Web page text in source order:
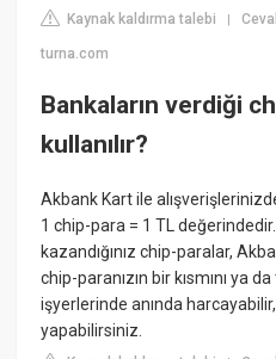
Kaynak kaldırma talebi |
turna.com
Bankaların verdiği
kullanılır?
Akbank Kart ile
1 chip-para = 1 TL
kazandığınız chip-paralar,
chip-paranızın bir kısmını ya
işyerlerinde anında
yapabilirsiniz.